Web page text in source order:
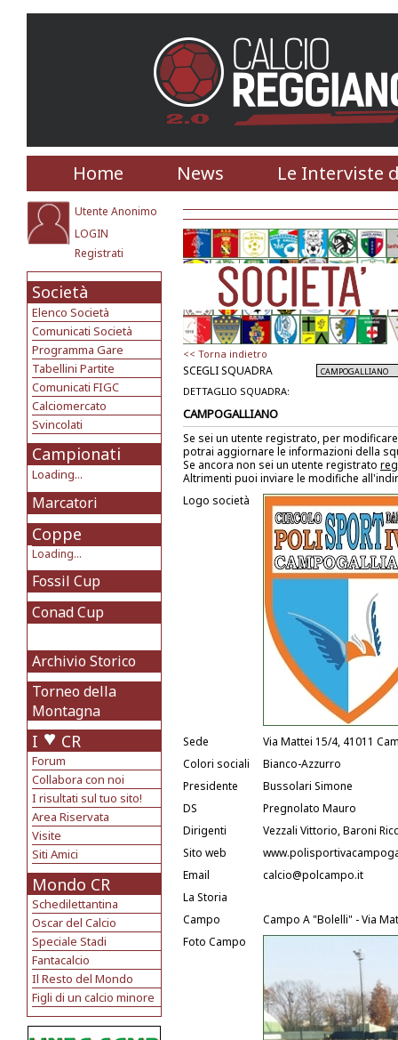
Home News Le Interviste
Utente Anonimo
LOGIN
Registrati
Società
Elenco Società
Comunicati Società
Programma Gare
Tabellini Partite
Comunicati FIGC
Calciomercato
Svincolati
Campionati
Loading...
Marcatori
Coppe
Loading...
Fossil Cup
Conad Cup
Archivio Storico
Torneo della
Montagna
I CR
Forum
Collabora con noi
I risultati sul tuo sito!
Area Riservata
Visite
Siti Amici
Mondo CR
Schedilettantina
Oscar del Calcio
Speciale Stadi
Fantacalcio
Il Resto del Mondo
Figli di un calcio minore
<< Torna indietro
SCEGLI SQUADRA
DETTAGLIO SQUADRA:
CAMPOGALLIANO
Se sei un utente registrato, per
potrai aggiornare le informazioni della
Se ancora non sei un utente registrato
Altrimenti puoi inviare le modifiche
Logo società
Sede
Via Mattei 15/4, 41011
Colori sociali
Bianco-Azzurro
Presidente
Bussolari Simone
DS
Pregnolato Mauro
Dirigenti
Vezzali Vittorio, Baroni
Sito web
Email
calcio@polcampo.it
La Storia
Campo
Campo A "Bolelli" - Via
Foto Campo